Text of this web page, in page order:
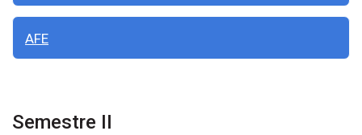
AFE
Semestre II